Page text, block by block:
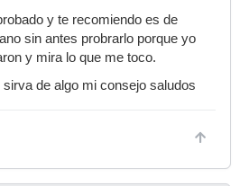
y te recomiendo es de
sin antes probrarlo porque yo
y mira lo que me toco.
sirva de algo mi consejo saludos